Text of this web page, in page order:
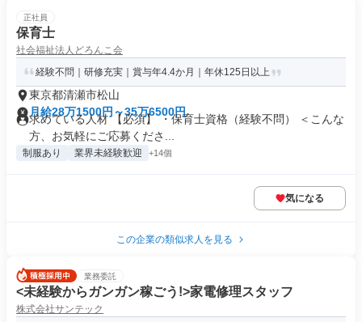
正社員
保育士
社会福祉法人どろんこ会
経験不問｜研修充実｜賞与年4.4か月｜年休125日以上
東京都清瀬市松山
月給28万1500円～35万6500円
求めている人材 【必須】 ・保育士資格（経験不問） ＜こんな
方、お気軽にご応募くださ...
制服あり 業界未経験歓迎 +14個
気になる
この企業の類似求人を見る
業務委託
<未経験からガンガン稼ごう!>家電修理スタッフ
株式会社サンテック